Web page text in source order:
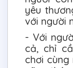
yêu
với người
- Với
cả, chỉ
chơi